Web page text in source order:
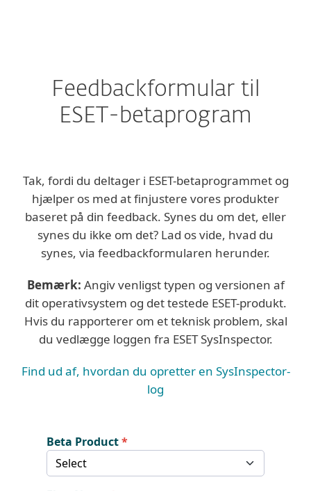
Feedbackformular til
ESET-betaprogram
Tak, fordi du deltager i ESET-betaprogrammet og
hjælper os med at finjustere vores produkter
baseret på din feedback. Synes du om det, eller
synes du ikke om det? Lad os vide, hvad du
synes, via feedbackformularen herunder.
Bemærk: Angiv venligst typen og versionen af
dit operativsystem og det testede ESET-produkt.
Hvis du rapporterer om et teknisk problem, skal
du vedlægge loggen fra ESET SysInspector.
Find ud af, hvordan du opretter en SysInspector-
log